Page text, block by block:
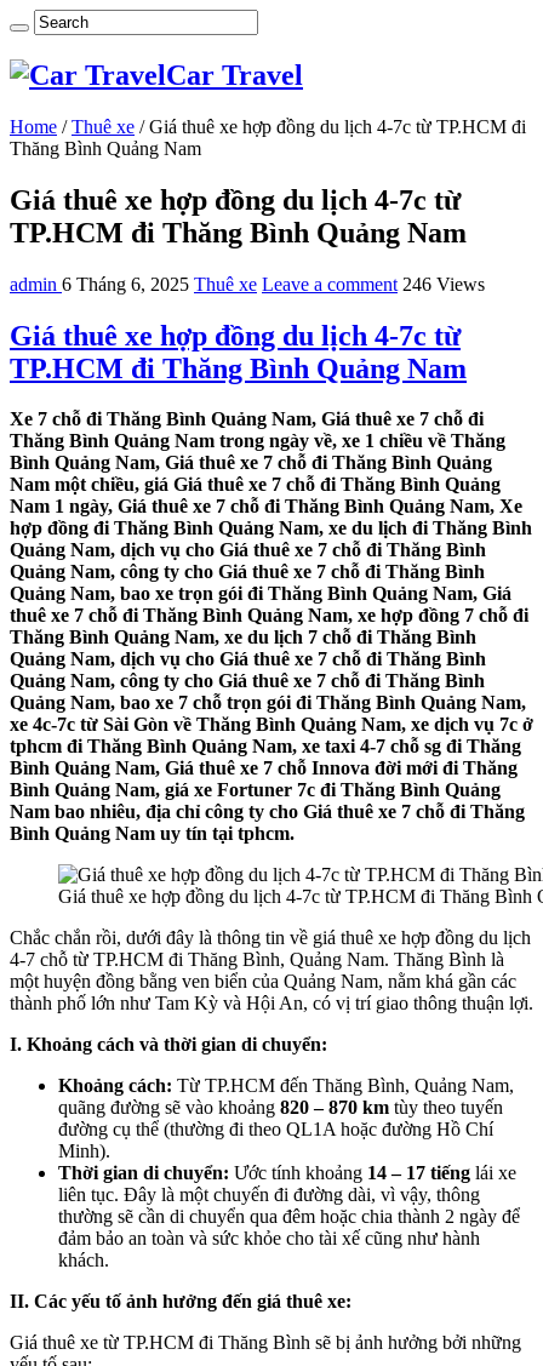
Car Travel
Home / Thuê xe / Giá thuê xe hợp đồng du lịch 4-7c từ TP.HCM đi
Thăng Bình Quảng Nam
Giá thuê xe hợp đồng du lịch 4-7c từ
TP.HCM đi Thăng Bình Quảng Nam
admin 6 Tháng 6, 2025 Thuê xe Leave a comment 246 Views
Giá thuê xe hợp đồng du lịch 4-7c từ
TP.HCM đi Thăng Bình Quảng Nam
Xe 7 chỗ đi Thăng Bình Quảng Nam, Giá thuê xe 7 chỗ đi
Thăng Bình Quảng Nam trong ngày về, xe 1 chiều về Thăng
Bình Quảng Nam, Giá thuê xe 7 chỗ đi Thăng Bình Quảng
Nam một chiều, giá Giá thuê xe 7 chỗ đi Thăng Bình Quảng
Nam 1 ngày, Giá thuê xe 7 chỗ đi Thăng Bình Quảng Nam, Xe
hợp đồng đi Thăng Bình Quảng Nam, xe du lịch đi Thăng Bình
Quảng Nam, dịch vụ cho Giá thuê xe 7 chỗ đi Thăng Bình
Quảng Nam, công ty cho Giá thuê xe 7 chỗ đi Thăng Bình
Quảng Nam, bao xe trọn gói đi Thăng Bình Quảng Nam, Giá
thuê xe 7 chỗ đi Thăng Bình Quảng Nam, xe hợp đồng 7 chỗ đi
Thăng Bình Quảng Nam, xe du lịch 7 chỗ đi Thăng Bình
Quảng Nam, dịch vụ cho Giá thuê xe 7 chỗ đi Thăng Bình
Quảng Nam, công ty cho Giá thuê xe 7 chỗ đi Thăng Bình
Quảng Nam, bao xe 7 chỗ trọn gói đi Thăng Bình Quảng Nam,
xe 4c-7c từ Sài Gòn về Thăng Bình Quảng Nam, xe dịch vụ 7c ở
tphcm đi Thăng Bình Quảng Nam, xe taxi 4-7 chỗ sg đi Thăng
Bình Quảng Nam, Giá thuê xe 7 chỗ Innova đời mới đi Thăng
Bình Quảng Nam, giá xe Fortuner 7c đi Thăng Bình Quảng
Nam bao nhiêu, địa chỉ công ty cho Giá thuê xe 7 chỗ đi Thăng
Bình Quảng Nam uy tín tại tphcm.
Giá thuê xe hợp đồng du lịch 4-7c từ TP.HCM đi Thăng Bình
Chắc chắn rồi, dưới đây là thông tin về giá thuê xe hợp đồng du lịch
4-7 chỗ từ TP.HCM đi Thăng Bình, Quảng Nam. Thăng Bình là
một huyện đồng bằng ven biển của Quảng Nam, nằm khá gần các
thành phố lớn như Tam Kỳ và Hội An, có vị trí giao thông thuận lợi.
I. Khoảng cách và thời gian di chuyển:
Khoảng cách: Từ TP.HCM đến Thăng Bình, Quảng Nam,
quãng đường sẽ vào khoảng 820 – 870 km tùy theo tuyến
đường cụ thể (thường đi theo QL1A hoặc đường Hồ Chí
Minh).
Thời gian di chuyển: Ước tính khoảng 14 – 17 tiếng lái xe
liên tục. Đây là một chuyến đi đường dài, vì vậy, thông
thường sẽ cần di chuyển qua đêm hoặc chia thành 2 ngày để
đảm bảo an toàn và sức khỏe cho tài xế cũng như hành
khách.
II. Các yếu tố ảnh hưởng đến giá thuê xe:
Giá thuê xe từ TP.HCM đi Thăng Bình sẽ bị ảnh hưởng bởi những